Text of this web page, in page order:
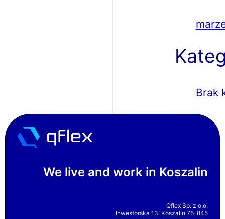
Brak
We live and work in Koszalin
Qflex Sp. z o.o.
Inwestorska 13, Koszalin 75-845